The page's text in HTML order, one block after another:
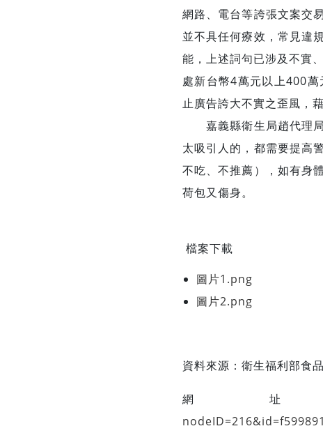
網路、電台等誇張文案交
並不具任何療效，常見違
能，上述詞句已涉及不實
處新台幣4萬元以上400
止廣告誇大不實之歪風
嘉義縣衛生局趙代理局
太吸引人的，都需要提高
不吃、不推薦），如有身
荷包又傷身。
檔案下載
圖片1.png
圖片2.png
資料來源： 衛生福利部食
網